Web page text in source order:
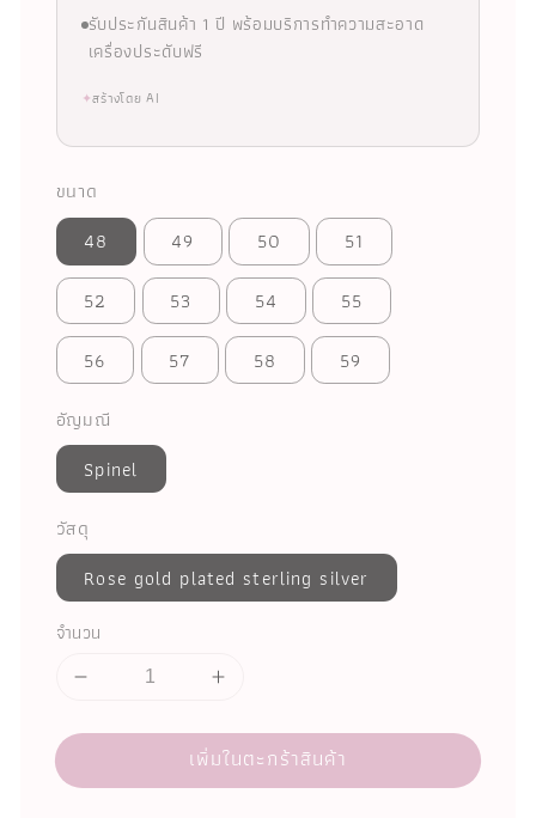
รับประกันสินค้า 1 ปี พร้อมบริการทำความสะอาด
เครื่องประดับฟรี
✦สร้างโดย AI
ขนาด
48
49 50
51
52
53 54
55
56
57 58
59
อัญมณี
Spinel
วัสดุ
Rose gold plated sterling silver
จำนวน
เพิ่มในตะกร้าสินค้า